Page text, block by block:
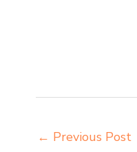
← Previous Post